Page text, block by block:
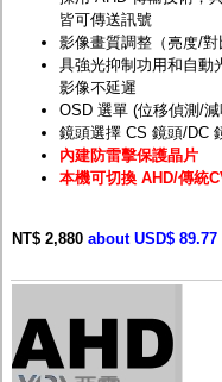
皆可傳送訊號
影像畫質調整（亮度/對
具強光抑制功用和自動
影像不延遲
OSD 選單 (位移偵測/
鏡頭選擇 CS 鏡頭/DC
內建防雷擊保護晶片
本機可切換 AHD/傳統
NT$ 2,880 about USD$ 89.77